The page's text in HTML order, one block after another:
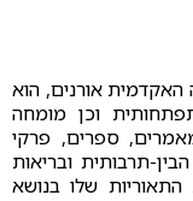
האקדמית אורנים, הוא
וכן מומחה
ספרים, פרקי
תרבותית ובריאות
שלו בנושא